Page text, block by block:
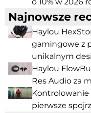
o 10% w 2026
Najnowsze
Haylou
gamingowe z
unikalnym
Haylou
Res Audio za
Kontrolowanie
pierwsze